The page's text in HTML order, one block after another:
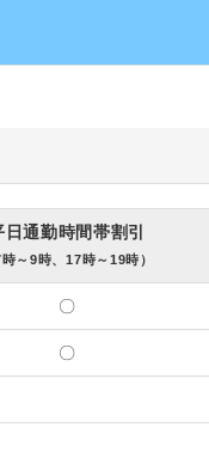
日通勤時間帯割引
時～9時、17時～19時）
〇
〇